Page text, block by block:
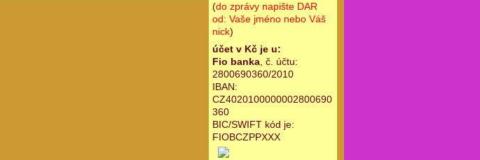
(do zprávy napište DAR
od: Vaše jméno nebo Váš
nick)
účet v Kč je u:
Fio banka, č. účtu:
2800690360/2010
IBAN:
CZ4020100000002800690
360
BIC/SWIFT kód je:
FIOBCZPPXXX